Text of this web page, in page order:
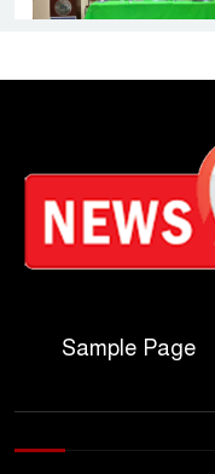
আবদুল আলিম
Sample Page